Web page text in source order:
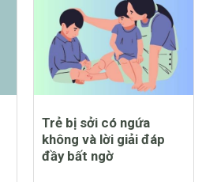
Trẻ bị sởi có ngứa
không và lời giải đáp
đầy bất ngờ